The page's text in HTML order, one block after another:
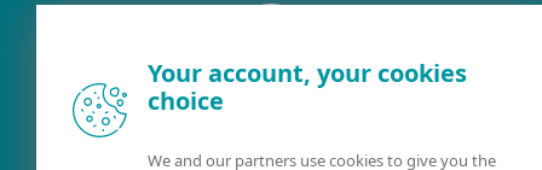
Съществуващ клиент?
Your account, your cookies
choice
We and our partners use cookies to give you the